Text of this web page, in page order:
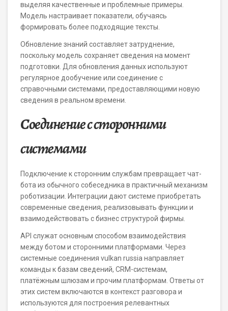
выделяя качественные и проблемные примеры.
Модель настраивает показатели, обучаясь
формировать более подходящие тексты.
Обновление знаний составляет затруднение,
поскольку модель сохраняет сведения на момент
подготовки. Для обновления данных используют
регулярное дообучение или соединение с
справочными системами, предоставляющими новую
сведения в реальном времени.
Соединение с сторонними
системами
Подключение к сторонним службам превращает чат-
бота из обычного собеседника в практичный механизм
роботизации. Интеграции дают системе приобретать
современные сведения, реализовывать функции и
взаимодействовать с бизнес структурой фирмы.
API служат основным способом взаимодействия
между ботом и сторонними платформами. Через
системные соединения vulkan russia направляет
команды к базам сведений, CRM-системам,
платёжным шлюзам и прочим платформам. Ответы от
этих систем включаются в контекст разговора и
используются для построения релевантных